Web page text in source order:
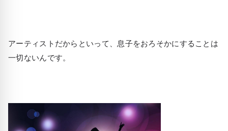
アーティストだからといって、息子をおろそかにすることは
一切ないんです。